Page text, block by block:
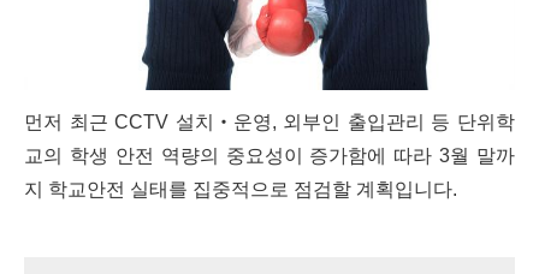
먼저 최근 CCTV 설치‧운영, 외부인 출입관리 등 단위학
교의 학생 안전 역량의 중요성이 증가함에 따라 3월 말까
지 학교안전 실태를 집중적으로 점검할 계획입니다.